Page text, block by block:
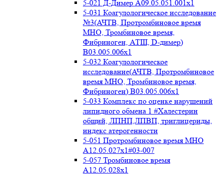
5-021 Д-Димер А09.05.051.001x1
5-031 Коагулологическое исследование
№3(АЧТВ, Протромбиновое время
МНО, Тромбиновое время,
Фибриноген, АТIII, D-димер)
B03.005.006x1
5-032 Коагулологическое
исследование(АЧТВ, Протромбиновое
время МНО, Тромбиновое время,
Фибриноген) B03.005.006x1
5-033 Комплекс по оценке нарушений
липидного обмена 1 #Халестерин
общий, ЛПНП,ЛПВП, триглицериды,
индекс атерогенности
5-051 Протромбиновое время МНО
А12.05.027x1#03-007
5-057 Тромбиновое время
А12.05.028x1